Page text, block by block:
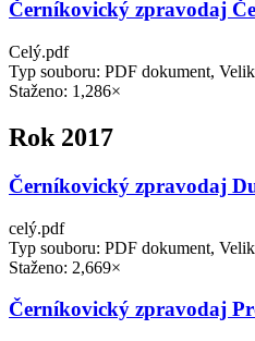
Černíkovický zpravodaj
Celý.pdf
Typ souboru: PDF dokument,
Staženo: 1,286×
Rok 2017
Černíkovický zpravodaj
celý.pdf
Typ souboru: PDF dokument,
Staženo: 2,669×
Černíkovický zpravodaj